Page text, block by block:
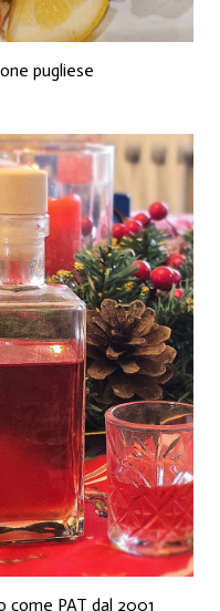
pugliese
come PAT dal 2001